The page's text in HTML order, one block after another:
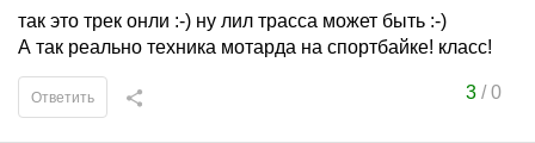
так это трек онли :-) ну лил трасса может быть :-)
А так реально техника мотарда на спортбайке! класс!
3/0
Ответить